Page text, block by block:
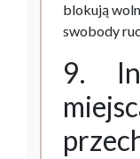
blokują
swobody
9.